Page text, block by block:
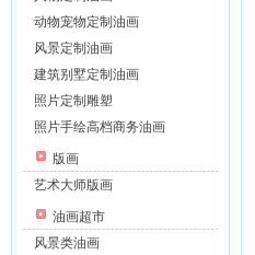
动物宠物定制油画
风景定制油画
建筑别墅定制油画
照片定制雕塑
照片手绘高档商务油画
版画
艺术大师版画
油画超市
风景类油画